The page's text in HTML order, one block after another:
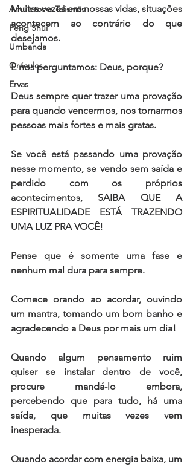
Amuletos e Talismãs
Feng Shui
Umbanda
Oráculos
Ervas
Muitas vezes em nossas vidas, situações
acontecem ao contrário do que
desejamos.
E nos perguntamos: Deus, porque?
Deus sempre quer trazer uma provação
para quando vencermos, nos tornarmos
pessoas mais fortes e mais gratas.
Se você está passando uma provação
nesse momento, se vendo sem saída e
perdido com os próprios
acontecimentos, SAIBA QUE A
ESPIRITUALIDADE ESTÁ TRAZENDO
UMA LUZ PRA VOCÊ!
Pense que é somente uma fase e
nenhum mal dura para sempre.
Comece orando ao acordar, ouvindo
um mantra, tomando um bom banho e
agradecendo a Deus por mais um dia!
Quando algum pensamento ruim
quiser se instalar dentro de você,
procure mandá-lo embora,
percebendo que para tudo, há uma
saída, que muitas vezes vem
inesperada.
Quando acordar com energia baixa, um